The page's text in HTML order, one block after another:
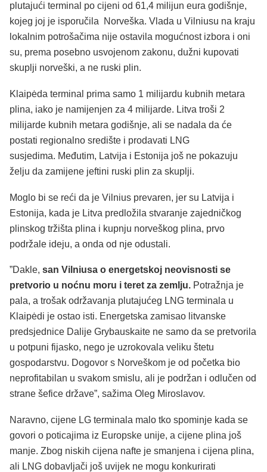
plutajući terminal po cijeni od 61,4 milijun eura godišnje,
kojeg joj je isporučila Norveška. Vlada u Vilniusu na kraju
lokalnim potrošačima nije ostavila mogućnost izbora i oni
su, prema posebno usvojenom zakonu, dužni kupovati
skuplji norveški, a ne ruski plin.
Klaipėda terminal prima samo 1 milijardu kubnih metara
plina, iako je namijenjen za 4 milijarde. Litva troši 2
milijarde kubnih metara godišnje, ali se nadala da će
postati regionalno središte i prodavati LNG
susjedima. Međutim, Latvija i Estonija još ne pokazuju
želju da zamijene jeftini ruski plin za skuplji.
Moglo bi se reći da je Vilnius prevaren, jer su Latvija i
Estonija, kada je Litva predložila stvaranje zajedničkog
plinskog tržišta plina i kupnju norveškog plina, prvo
podržale ideju, a onda od nje odustali.
”Dakle, san Vilniusa o energetskoj neovisnosti se
pretvorio u noćnu moru i teret za zemlju. Potražnja je
pala, a trošak održavanja plutajućeg LNG terminala u
Klaipėdi je ostao isti. Energetska zamisao litvanske
predsjednice Dalije Grybauskaite ne samo da se pretvorila
u potpuni fijasko, nego je uzrokovala veliku štetu
gospodarstvu. Dogovor s Norveškom je od početka bio
neprofitabilan u svakom smislu, ali je podržan i odlučen od
strane šefice države”, sažima Oleg Miroslavov.
Naravno, cijene LG terminala malo tko spominje kada se
govori o poticajima iz Europske unije, a cijene plina još
manje. Zbog niskih cijena nafte je smanjena i cijena plina,
ali LNG dobavljači još uvijek ne mogu konkurirati